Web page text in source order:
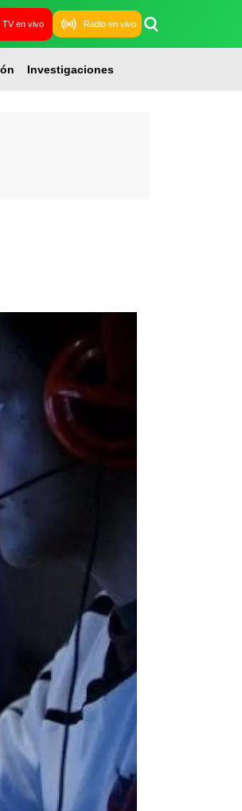
TV en vivo Radio en vivo
Investigaciones